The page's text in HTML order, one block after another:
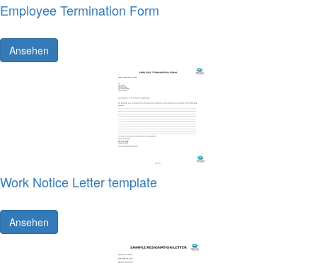
Employee Termination Form
Ansehen
Work Notice Letter template
Ansehen